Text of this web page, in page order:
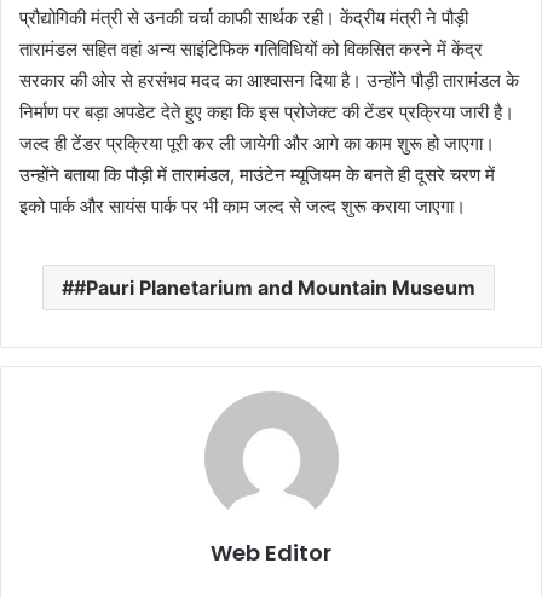
प्रौद्योगिकी मंत्री से उनकी चर्चा काफी सार्थक रही। केंद्रीय मंत्री ने पौड़ी
तारामंडल सहित वहां अन्य साइंटिफिक गतिविधियों को विकसित करने में केंद्र
सरकार की ओर से हरसंभव मदद का आश्वासन दिया है। उन्होंने पौड़ी तारामंडल के
निर्माण पर बड़ा अपडेट देते हुए कहा कि इस प्रोजेक्ट की टेंडर प्रक्रिया जारी है।
जल्द ही टेंडर प्रक्रिया पूरी कर ली जायेगी और आगे का काम शुरू हो जाएगा।
उन्होंने बताया कि पौड़ी में तारामंडल, माउंटेन म्यूजियम के बनते ही दूसरे चरण में
इको पार्क और सायंस पार्क पर भी काम जल्द से जल्द शुरू कराया जाएगा।
#Pauri Planetarium and Mountain Museum
Web Editor